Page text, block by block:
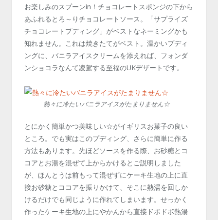
お楽しみのスプーンin！チョコレートスポンジの下から
あふれるとろ～りチョコレートソース。「サプライズ
チョコレートプディング」がベストなネーミングかも
知れません。これは焼きたてがベスト。温かいプディ
ングに、バニラアイスクリームを添えれば、フォンダ
ンショコラなんて凌駕する至福のUKデザートです。
熱々に冷たいバニラアイスがたまりません☆
とにかく簡単かつ美味しい☆がイギリスお菓子の良い
ところ。でも実はこのプディング、さらに簡単に作る
方法もあります。先ほどソースを作る際、お砂糖とコ
コアとお湯を混ぜて上からかけるとご説明しました
が、ほんとうは前もって混ぜずにケーキ生地の上に直
接お砂糖とココアを振りかけて、そこに熱湯を回しか
けるだけでも同じように作れてしまいます。せっかく
作ったケーキ生地の上にやかんから直接ドボドボ熱湯